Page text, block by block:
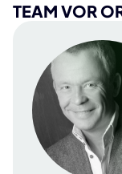
TEAM VOR